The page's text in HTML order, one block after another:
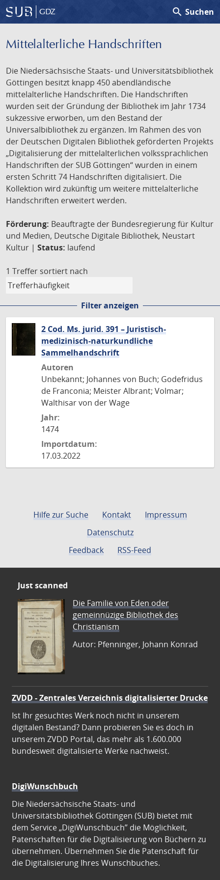
GDZ search Suchen
Mittelalterliche Handschriften
Die Niedersächsische Staats- und Universitätsbibliothek
Göttingen besitzt knapp 450 abendländische
mittelalterliche Handschriften. Die Handschriften
wurden seit der Gründung der Bibliothek im Jahr 1734
sukzessive erworben, um den Bestand der
Universalbibliothek zu ergänzen. Im Rahmen des von
der Deutschen Digitalen Bibliothek geförderten Projekts
„Digitalisierung der mittelalterlichen volkssprachlichen
Handschriften der SUB Göttingen“ wurden in einem
ersten Schritt 74 Handschriften digitalisiert. Die
Kollektion wird zukünftig um weitere mittelalterliche
Handschriften erweitert werden.
Förderung: Beauftragte der Bundesregierung für Kultur
und Medien, Deutsche Digitale Bibliothek, Neustart
Kultur | Status: laufend
1 Treffer sortiert nach
Filter anzeigen
2 Cod. Ms. jurid. 391 – Juristisch-
medizinisch-naturkundliche
Sammelhandschrift
Autoren
Unbekannt; Johannes von Buch; Godefridus
de Franconia; Meister Albrant; Volmar;
Walthisar von der Wage
Jahr:
1474
Importdatum:
17.03.2022
Hilfe zur Suche Kontakt
Impressum
Datenschutz
Feedback
RSS-Feed
Just scanned
Die Familie von Eden oder
gemeinnüzige Bibliothek des
Christianism
Autor: Pfenninger, Johann Konrad
ZVDD - Zentrales Verzeichnis digitalisierter Drucke
Ist Ihr gesuchtes Werk noch nicht in unserem
digitalen Bestand? Dann probieren Sie es doch in
unserem ZVDD Portal, das mehr als 1.600.000
bundesweit digitalisierte Werke nachweist.
DigiWunschbuch
Die Niedersächsische Staats- und
Universitätsbibliothek Göttingen (SUB) bietet mit
dem Service „DigiWunschbuch” die Möglichkeit,
Patenschaften für die Digitalisierung von Büchern zu
übernehmen. Übernehmen Sie die Patenschaft für
die Digitalisierung Ihres Wunschbuches.